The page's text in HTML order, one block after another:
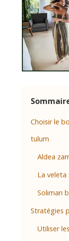
Choisir le
tulum
Aldea
La
Soliman
Stratégies
Utiliser